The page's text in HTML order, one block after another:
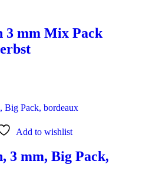
3 mm Mix Pack
Add to wishlist
3 mm, Big Pack,